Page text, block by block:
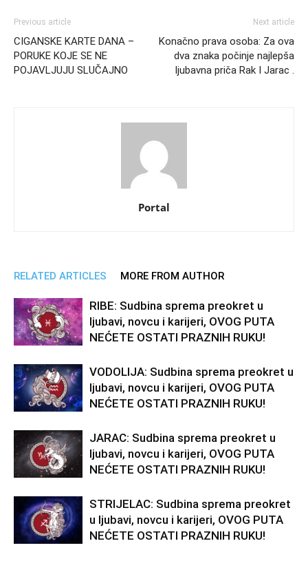
Previous article
CIGANSKE KARTE DANA –
PORUKE KOJE SE NE
POJAVLJUJU SLUČAJNO
Next article
Konačno prava osoba: Za ova
dva znaka počinje najlepša
ljubavna priča Rak I Jarac .
Portal
RELATED ARTICLES MORE FROM AUTHOR
RIBE: Sudbina sprema preokret u
ljubavi, novcu i karijeri, OVOG PUTA
NEĆETE OSTATI PRAZNIH RUKU!
VODOLIJA: Sudbina sprema preokret u
ljubavi, novcu i karijeri, OVOG PUTA
NEĆETE OSTATI PRAZNIH RUKU!
JARAC: Sudbina sprema preokret u
ljubavi, novcu i karijeri, OVOG PUTA
NEĆETE OSTATI PRAZNIH RUKU!
STRIJELAC: Sudbina sprema preokret
u ljubavi, novcu i karijeri, OVOG PUTA
NEĆETE OSTATI PRAZNIH RUKU!